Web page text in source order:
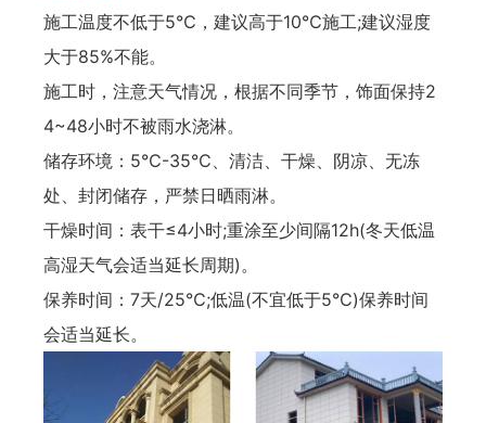
施工温度不低于5℃，建议高于10℃施工;建议湿度
大于85%不能。
施工时，注意天气情况，根据不同季节，饰面保持2
4~48小时不被雨水浇淋。
储存环境：5℃-35℃、清洁、干燥、阴凉、无冻
处、封闭储存，严禁日晒雨淋。
干燥时间：表干≤4小时;重涂至少间隔12h(冬天低温
高湿天气会适当延长周期)。
保养时间：7天/25℃;低温(不宜低于5℃)保养时间
会适当延长。